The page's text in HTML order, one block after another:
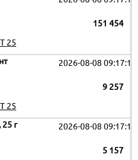
151 454
25
2026-08-08 09:17:19
9 257
25
г
2026-08-08 09:17:19
5 157